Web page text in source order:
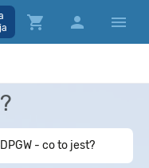
shopping_cart person menu
- co to jest?